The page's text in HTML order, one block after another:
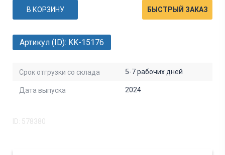
Артикул (ID): KK-15176
Срок отгрузки со склада 5-7 рабочих дней
Дата выпуска 2024
ID: 578380
В КОРЗИНУ БЫСТРЫЙ ЗАКАЗ